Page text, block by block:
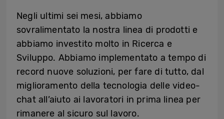
Negli ultimi sei mesi, abbiamo
sovralimentato la nostra linea di prodotti e
abbiamo investito molto in Ricerca e
Sviluppo. Abbiamo implementato a tempo di
record nuove soluzioni, per fare di tutto, dal
miglioramento della tecnologia delle video-
chat all’aiuto ai lavoratori in prima linea per
rimanere al sicuro sul lavoro.